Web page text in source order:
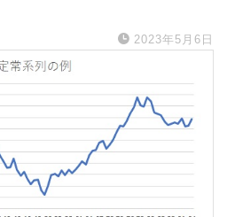
2023年5月6日